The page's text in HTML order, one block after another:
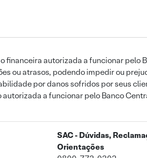
financeira autorizada a funcionar pelo
ou atrasos, podendo impedir ou
por danos sofridos por seus
a funcionar pelo Banco
SAC - Dúvidas,
Orientações